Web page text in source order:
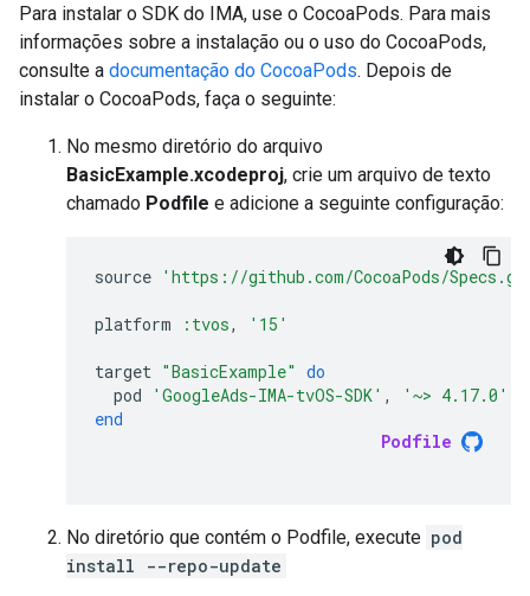
Para instalar o SDK do IMA, use o CocoaPods. Para mais
informações sobre a instalação ou o uso do CocoaPods,
consulte a documentação do CocoaPods. Depois de
instalar o CocoaPods, faça o seguinte:
No mesmo diretório do arquivo
BasicExample.xcodeproj, crie um arquivo de texto
chamado Podfile e adicione a seguinte configuração:
source 'https://github.com/CocoaPods/
platform :tvos, '15'
target "BasicExample" do
pod
'GoogleAds-IMA-tvOS-SDK' ,
'~> 4.17.0'
end
Podfile
No diretório que contém o Podfile, execute pod
install --repo-update